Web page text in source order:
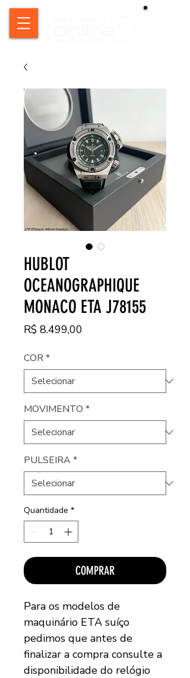
HUBLOT
OCEANOGRAPHIQUE
MONACO ETA J78155
R$ 8.499,00
COR*
MOVIMENTO *
PULSEIRA*
Quantidade *
COMPRAR
Para os modelos de
maquinário ETA suíço
pedimos que antes de
finalizar a compra consulte a
disponibilidade do relógio